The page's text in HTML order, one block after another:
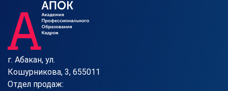
г. Абакан, ул.
Кошурникова, 3, 655011
Отдел продаж: